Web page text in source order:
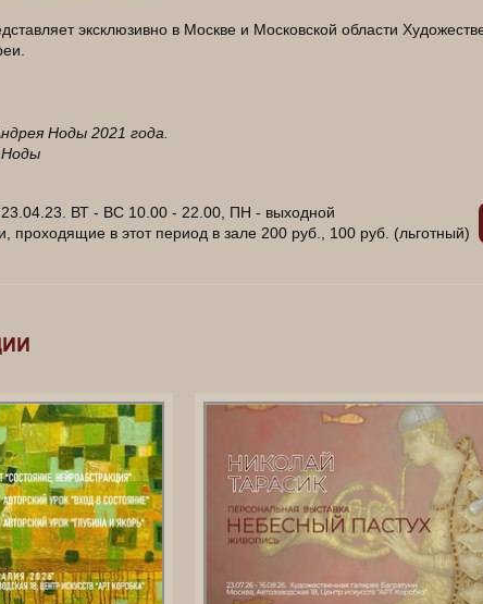
эксклюзивно в Москве и Московской области
Ноды 2021 года.
Ноды
23.04.23. ВТ - ВС 10.00 - 22.00, ПН - выходной
проходящие в этот период в зале 200 руб., 100 руб. (льготный)